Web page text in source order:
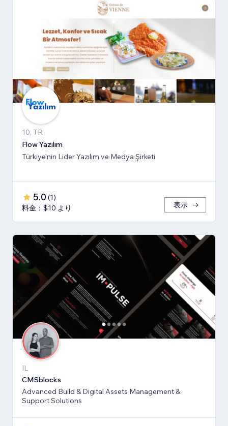
10, TR
Flow Yazılım
Türkiye'nin Lider Yazılım ve Medya Şirketi
5.0 (1)
料金：$10 より
表示
IL
CMSblocks
Advanced Build & Digital Assets Management &
Support Solutions